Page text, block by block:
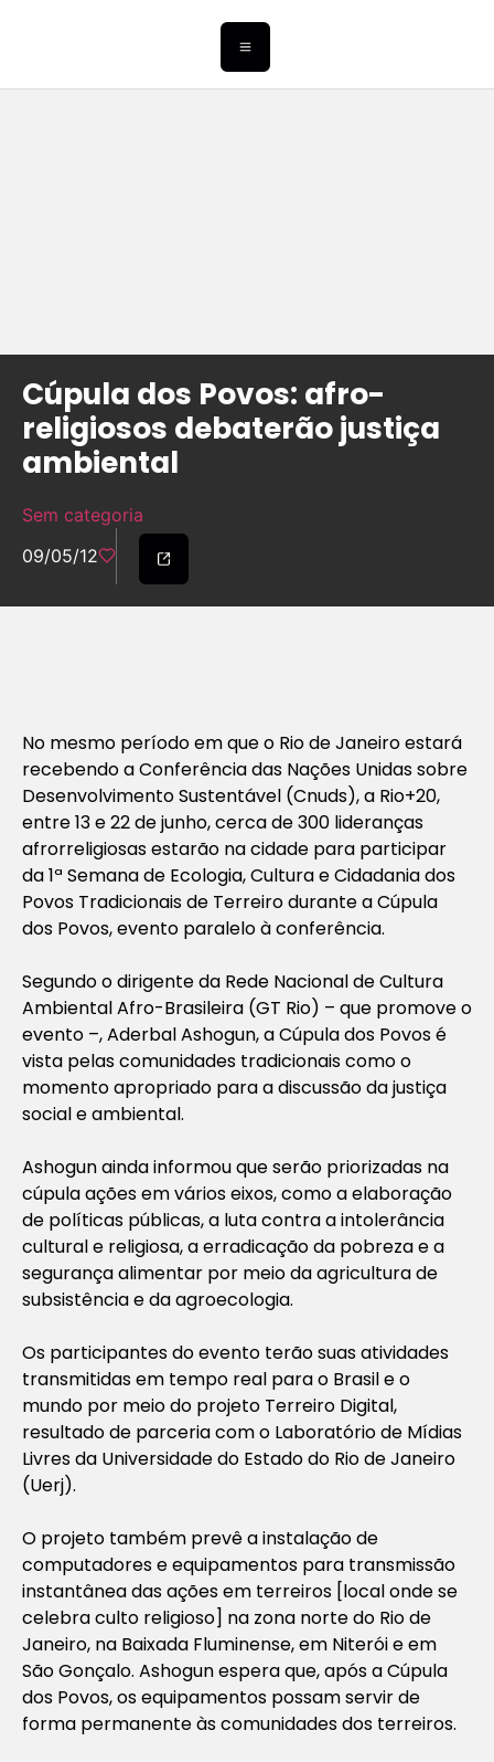
Cúpula dos Povos: afro-
religiosos debaterão justiça
ambiental
Sem categoria
09/05/12
No mesmo período em que o Rio de Janeiro estará
recebendo a Conferência das Nações Unidas sobre
Desenvolvimento Sustentável (Cnuds), a Rio+20,
entre 13 e 22 de junho, cerca de 300 lideranças
afrorreligiosas estarão na cidade para participar
da 1ª Semana de Ecologia, Cultura e Cidadania dos
Povos Tradicionais de Terreiro durante a Cúpula
dos Povos, evento paralelo à conferência.
Segundo o dirigente da Rede Nacional de Cultura
Ambiental Afro-Brasileira (GT Rio) – que promove o
evento –, Aderbal Ashogun, a Cúpula dos Povos é
vista pelas comunidades tradicionais como o
momento apropriado para a discussão da justiça
social e ambiental.
Ashogun ainda informou que serão priorizadas na
cúpula ações em vários eixos, como a elaboração
de políticas públicas, a luta contra a intolerância
cultural e religiosa, a erradicação da pobreza e a
segurança alimentar por meio da agricultura de
subsistência e da agroecologia.
Os participantes do evento terão suas atividades
transmitidas em tempo real para o Brasil e o
mundo por meio do projeto Terreiro Digital,
resultado de parceria com o Laboratório de Mídias
Livres da Universidade do Estado do Rio de Janeiro
(Uerj).
O projeto também prevê a instalação de
computadores e equipamentos para transmissão
instantânea das ações em terreiros [local onde se
celebra culto religioso] na zona norte do Rio de
Janeiro, na Baixada Fluminense, em Niterói e em
São Gonçalo. Ashogun espera que, após a Cúpula
dos Povos, os equipamentos possam servir de
forma permanente às comunidades dos terreiros.